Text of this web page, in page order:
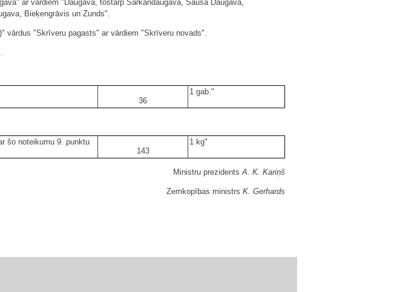
ar vārdiem "Daugava, tostarp Sarkandaugava, Sausā Daugava,
Bieķengrāvis un Zunds".
"Skrīveru pagasts" ar vārdiem "Skrīveru novads".
36
1 gab."
šo noteikumu 9. punktu
143
1 kg"
Ministru prezidents A. K. Kariņš
Zemkopības ministrs K. Gerhards